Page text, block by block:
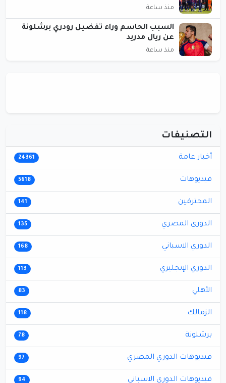
منذ ساعة
السبب الحاسم وراء تفضيل رودري برشلونة
عن ريال مدريد
منذ ساعة
التصنيفات
أخبار عامة 24361
فيديوهات 5618
المحترفين 141
الدوري المصري 135
الدوري الاسباني 168
الدوري الإنجليزي 113
الأهلي 83
الزمالك 118
برشلونة 78
فيديوهات الدوري المصري 97
فيديوهات الدوري الاسباني 94